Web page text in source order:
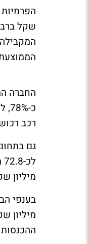
רכב רכוש עלו לכ-149.3 מיליון שקל, והרווח
מיליון
מיליון
ההכנסות עלו בכ-